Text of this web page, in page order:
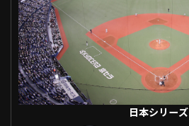
ファーム西地区
交流戦
埼玉西武ライオンズ
千葉ロッテマリーンズ
オリックス・バファローズ
福岡ソフトバンクホークス
設定
日本シリーズ